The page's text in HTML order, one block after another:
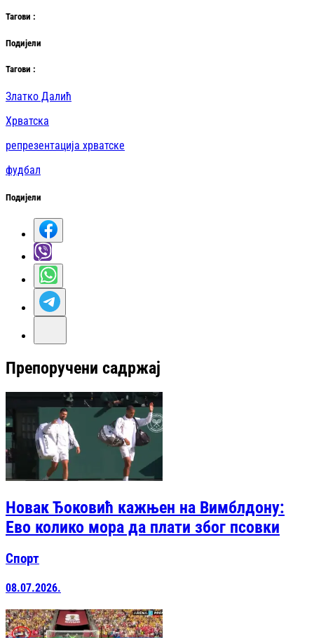
Тагови :
Подијели
Тагови :
Златко Далић
Хрватска
репрезентација хрватске
фудбал
Подијели
Препоручени садржај
Новак Ђоковић кажњен на Вимблдону:
Ево колико мора да плати због псовки
Спорт
08.07.2026.